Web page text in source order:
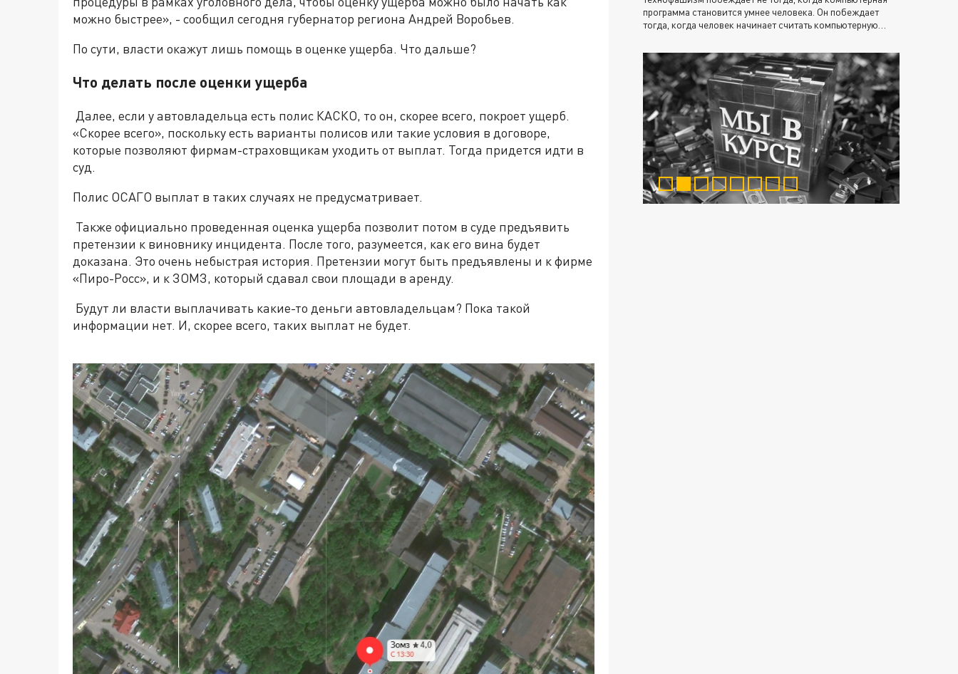
можно быстрее», - сообщил сегодня губернатор региона Андрей Воробьев.
По сути, власти окажут лишь помощь в оценке ущерба. Что дальше?
Что делать после оценки ущерба
Далее, если у автовладельца есть полис КАСКО, то он, скорее всего, покроет ущерб.
«Скорее всего», поскольку есть варианты полисов или такие условия в договоре,
которые позволяют фирмам-страховщикам уходить от выплат. Тогда придется идти в
суд.
Полис ОСАГО выплат в таких случаях не предусматривает.
Также официально проведенная оценка ущерба позволит потом в суде предъявить
претензии к виновнику инцидента. После того, разумеется, как его вина будет
доказана. Это очень небыстрая история. Претензии могут быть предъявлены и к фирме
«Пиро-Росс», и к ЗОМЗ, который сдавал свои площади в аренду.
Будут ли власти выплачивать какие-то деньги автовладельцам? Пока такой
информации нет. И, скорее всего, таких выплат не будет.
программа становится умнее человека. Он побеждает
тогда, когда человек начинает считать компьютерную